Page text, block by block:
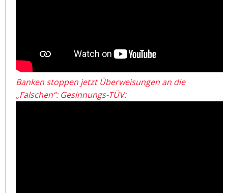
Banken stoppen jetzt Überweisungen an die
„Falschen“: Gesinnungs-TÜV: